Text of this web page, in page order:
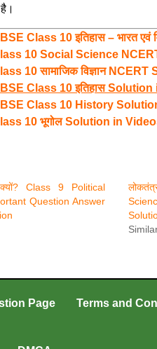
Class 10 इतिहास – भारत एवं
10 Social Science
10 सामाजिक विज्ञान
Class 10 इतिहास
Class 10 History
10 भूगोल Solution in
Class 9 Political
Question Answer
Page Terms and